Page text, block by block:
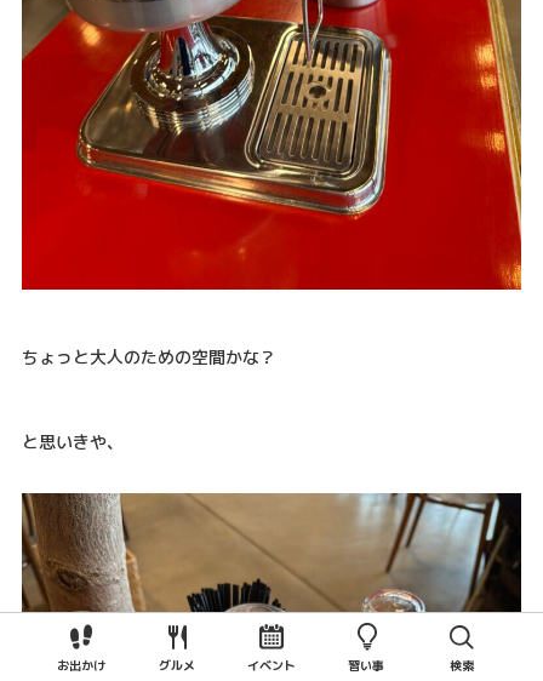
ちょっと大人のための空間かな？
と思いきや、
お出かけ グルメ イベント 習い事 検索